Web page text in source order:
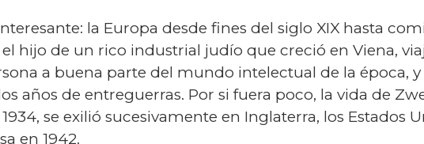
la Europa desde fines del siglo XIX hasta
hijo de un rico industrial judío que creció en Viena,
a buena parte del mundo intelectual de la época,
años de entreguerras. Por si fuera poco, la vida de
se exilió sucesivamente en Inglaterra, los Estados
en 1942.